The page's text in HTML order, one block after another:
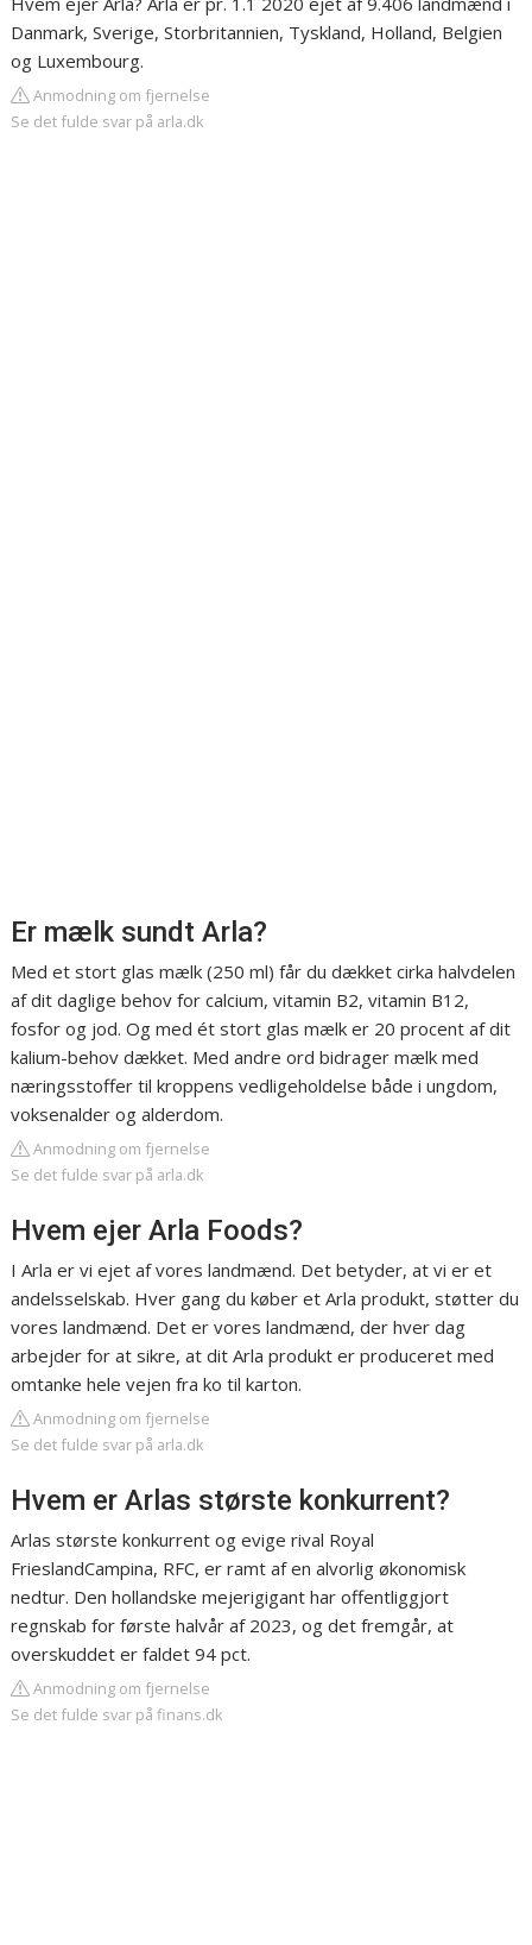
Danmark, Sverige, Storbritannien, Tyskland, Holland, Belgien
og Luxembourg.
Anmodning om fjernelse
Se det fulde svar på arla.dk
Er mælk sundt Arla?
Med et stort glas mælk (250 ml) får du dækket cirka halvdelen
af dit daglige behov for calcium, vitamin B2, vitamin B12,
fosfor og jod. Og med ét stort glas mælk er 20 procent af dit
kalium-behov dækket. Med andre ord bidrager mælk med
næringsstoffer til kroppens vedligeholdelse både i ungdom,
voksenalder og alderdom.
Anmodning om fjernelse
Se det fulde svar på arla.dk
Hvem ejer Arla Foods?
I Arla er vi ejet af vores landmænd. Det betyder, at vi er et
andelsselskab. Hver gang du køber et Arla produkt, støtter du
vores landmænd. Det er vores landmænd, der hver dag
arbejder for at sikre, at dit Arla produkt er produceret med
omtanke hele vejen fra ko til karton.
Anmodning om fjernelse
Se det fulde svar på arla.dk
Hvem er Arlas største konkurrent?
Arlas største konkurrent og evige rival Royal
FrieslandCampina, RFC, er ramt af en alvorlig økonomisk
nedtur. Den hollandske mejerigigant har offentliggjort
regnskab for første halvår af 2023, og det fremgår, at
overskuddet er faldet 94 pct.
Anmodning om fjernelse
Se det fulde svar på finans.dk